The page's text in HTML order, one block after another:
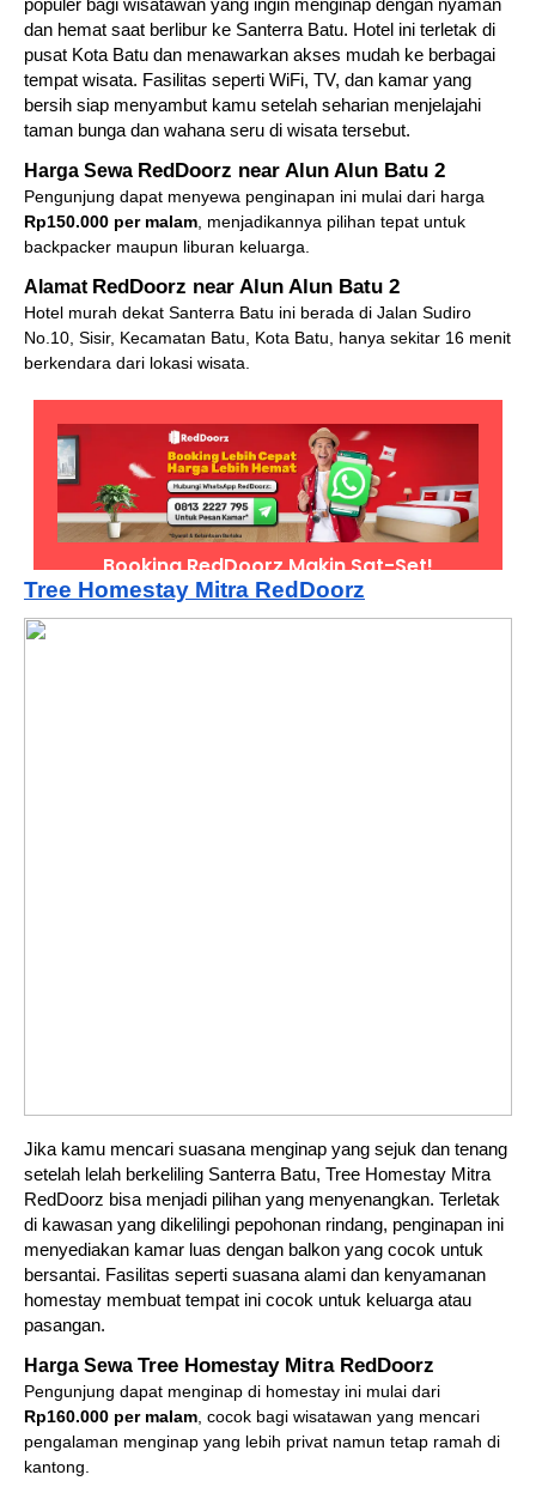
populer bagi wisatawan yang ingin menginap dengan nyaman
dan hemat saat berlibur ke Santerra Batu. Hotel ini terletak di
pusat Kota Batu dan menawarkan akses mudah ke berbagai
tempat wisata. Fasilitas seperti WiFi, TV, dan kamar yang
bersih siap menyambut kamu setelah seharian menjelajahi
taman bunga dan wahana seru di wisata tersebut.
Harga Sewa RedDoorz near Alun Alun Batu 2
Pengunjung dapat menyewa penginapan ini mulai dari harga
Rp150.000 per malam, menjadikannya pilihan tepat untuk
backpacker maupun liburan keluarga.
Alamat RedDoorz near Alun Alun Batu 2
Hotel murah dekat Santerra Batu ini berada di Jalan Sudiro
No.10, Sisir, Kecamatan Batu, Kota Batu, hanya sekitar 16 menit
berkendara dari lokasi wisata.
Tree Homestay Mitra RedDoorz
Jika kamu mencari suasana menginap yang sejuk dan tenang
setelah lelah berkeliling Santerra Batu, Tree Homestay Mitra
RedDoorz bisa menjadi pilihan yang menyenangkan. Terletak
di kawasan yang dikelilingi pepohonan rindang, penginapan ini
menyediakan kamar luas dengan balkon yang cocok untuk
bersantai. Fasilitas seperti suasana alami dan kenyamanan
homestay membuat tempat ini cocok untuk keluarga atau
pasangan.
Harga Sewa Tree Homestay Mitra RedDoorz
Pengunjung dapat menginap di homestay ini mulai dari
Rp160.000 per malam, cocok bagi wisatawan yang mencari
pengalaman menginap yang lebih privat namun tetap ramah di
kantong.